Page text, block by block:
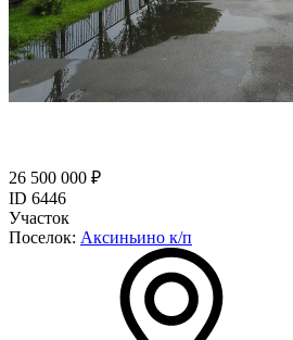
26 500 000 ₽
ID 6446
Участок
Поселок: Аксиньино к/п